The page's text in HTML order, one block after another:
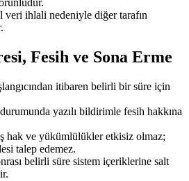
ihlali nedeniyle diğer tarafın
Fesih ve Sona Erme
itibaren belirli bir süre için
yazılı bildirimle fesih hakkına
hak ve yükümlülükler etkisiz olmaz;
talep edemez.
belirli süre sistem içeriklerine salt